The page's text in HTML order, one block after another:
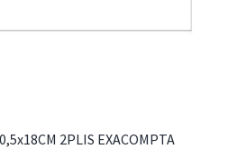
2PLIS EXACOMPTA